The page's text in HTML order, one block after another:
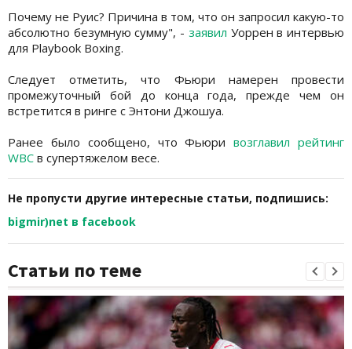
Почему не Руис? Причина в том, что он запросил какую-то
абсолютно безумную сумму", - заявил Уоррен в интервью
для Playbook Boxing.
Следует отметить, что Фьюри намерен провести
промежуточный бой до конца года, прежде чем он
встретится в ринге с Энтони Джошуа.
Ранее было сообщено, что Фьюривозглавил рейтинг
WBC в супертяжелом весе.
Не пропусти другие интересные статьи, подпишись:
bigmir)net в facebook
Статьи по теме